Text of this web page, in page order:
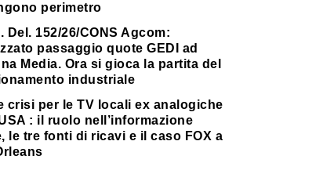
perimetro
Del. 152/26/CONS Agcom:
passaggio quote GEDI ad
Media. Ora si gioca la partita del
industriale
crisi per le TV locali ex analogiche
: il ruolo nell’informazione
le tre fonti di ricavi e il caso FOX a